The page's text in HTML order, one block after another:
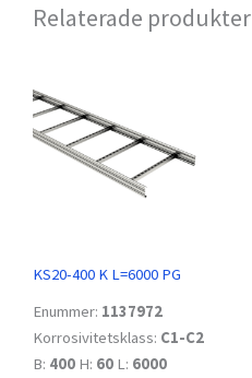
Relaterade produkter
KS20-400 K L=6000 PG
Enummer: 1137972
Korrosivitetsklass: C1-C2
B: 400 H: 60 L: 6000